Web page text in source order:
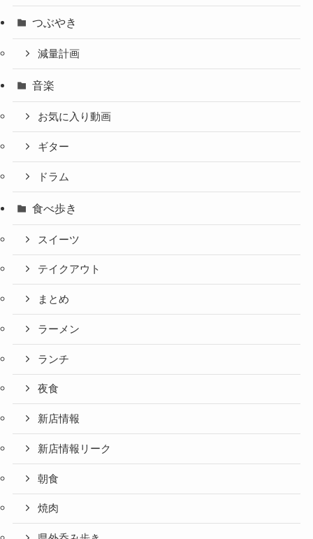
つぶやき
減量計画
音楽
お気に入り動画
ギター
ドラム
食べ歩き
スイーツ
テイクアウト
まとめ
ラーメン
ランチ
夜食
新店情報
新店情報リーク
朝食
焼肉